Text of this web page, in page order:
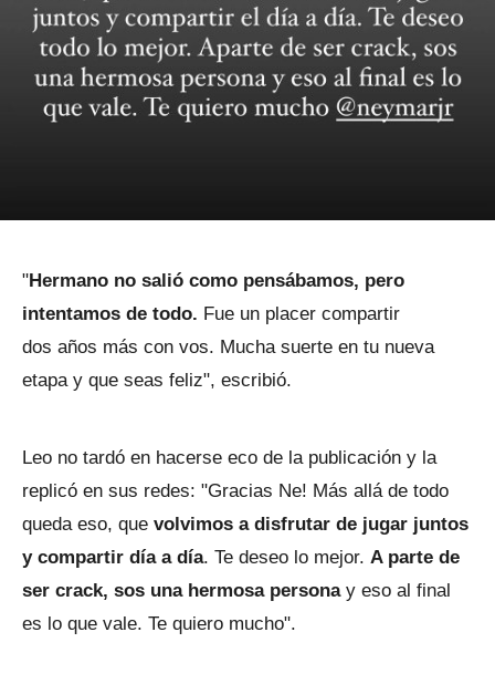
"Hermano no salió como pensábamos, pero
intentamos de todo. Fue un placer compartir
dos años más con vos. Mucha suerte en tu nueva
etapa y que seas feliz", escribió.
Leo no tardó en hacerse eco de la publicación y la
replicó en sus redes: "Gracias Ne! Más allá de todo
queda eso, que volvimos a disfrutar de jugar juntos
y compartir día a día. Te deseo lo mejor. A parte de
ser crack, sos una hermosa personay eso al final
es lo que vale. Te quiero mucho".